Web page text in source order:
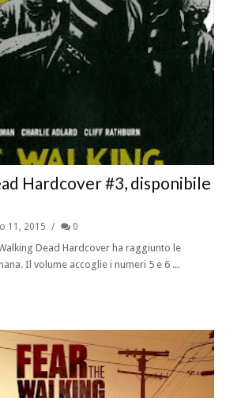
Hardcover #3, disponibile
11, 2015 0
Dead Hardcover ha raggiunto le
Il volume accoglie i numeri 5 e 6 ...